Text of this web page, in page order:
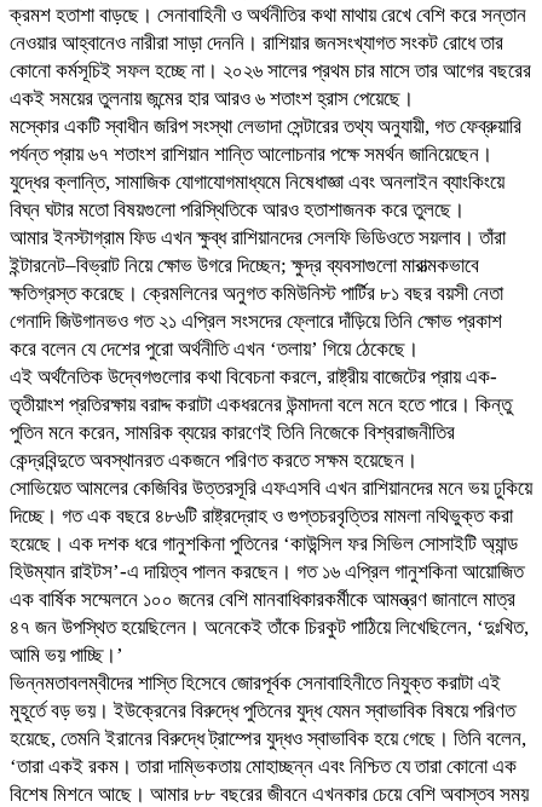
ক্রমশ হতাশা বাড়ছে। সেনাবাহিনী ও অর্থনীতির কথা মাথায় রেখে বেশি করে সন্তান
নেওয়ার আহ্বানেও নারীরা সাড়া দেননি। রাশিয়ার জনসংখ্যাগত সংকট রোধে তার
কোনো কর্মসূচিই সফল হচ্ছে না। ২০২৬ সালের প্রথম চার মাসে তার আগের বছরের
একই সময়ের তুলনায় জন্মের হার আরও ৬ শতাংশ হ্রাস পেয়েছে।
মস্কোর একটি স্বাধীন জরিপ সংস্থা লেভাদা সেন্টারের তথ্য অনুযায়ী, গত ফেব্রুয়ারি
পর্যন্ত প্রায় ৬৭ শতাংশ রাশিয়ান শান্তি আলোচনার পক্ষে সমর্থন জানিয়েছেন।
যুদ্ধের ক্লান্তি, সামাজিক যোগাযোগমাধ্যমে নিষেধাজ্ঞা এবং অনলাইন ব্যাংকিংয়ে
বিঘ্ন ঘটার মতো বিষয়গুলো পরিস্থিতিকে আরও হতাশাজনক করে তুলছে।
আমার ইনস্টাগ্রাম ফিড এখন ক্ষুব্ধ রাশিয়ানদের সেলফি ভিডিওতে সয়লাব। তাঁরা
ইন্টারনেট–বিভ্রাট নিয়ে ক্ষোভ উগরে দিচ্ছেন; ক্ষুদ্র ব্যবসাগুলো মারাত্মকভাবে
ক্ষতিগ্রস্ত করেছে। ক্রেমলিনের অনুগত কমিউনিস্ট পার্টির ৮১ বছর বয়সী নেতা
গেনাদি জিউগানভও গত ২১ এপ্রিল সংসদের ফ্লোরে দাঁড়িয়ে তিনি ক্ষোভ প্রকাশ
করে বলেন যে দেশের পুরো অর্থনীতি এখন ‘তলায়’ গিয়ে ঠেকেছে।
এই অর্থনৈতিক উদ্বেগগুলোর কথা বিবেচনা করলে, রাষ্ট্রীয় বাজেটের প্রায় এক-
তৃতীয়াংশ প্রতিরক্ষায় বরাদ্দ করাটা একধরনের উন্মাদনা বলে মনে হতে পারে। কিন্তু
পুতিন মনে করেন, সামরিক ব্যয়ের কারণেই তিনি নিজেকে বিশ্বরাজনীতির
কেন্দ্রবিন্দুতে অবস্থানরত একজনে পরিণত করতে সক্ষম হয়েছেন।
সোভিয়েত আমলের কেজিবির উত্তরসূরি এফএসবি এখন রাশিয়ানদের মনে ভয় ঢুকিয়ে
দিচ্ছে। গত এক বছরে ৪৮৬টি রাষ্ট্রদ্রোহ ও গুপ্তচরবৃত্তির মামলা নথিভুক্ত করা
হয়েছে। এক দশক ধরে গানুশকিনা পুতিনের ‘কাউন্সিল ফর সিভিল সোসাইটি অ্যান্ড
হিউম্যান রাইটস’-এ দায়িত্ব পালন করছেন। গত ১৬ এপ্রিল গানুশকিনা আয়োজিত
এক বার্ষিক সম্মেলনে ১০০ জনের বেশি মানবাধিকারকর্মীকে আমন্ত্রণ জানালে মাত্র
৪৭ জন উপস্থিত হয়েছিলেন। অনেকেই তাঁকে চিরকুট পাঠিয়ে লিখেছিলেন, ‘দুঃখিত,
আমি ভয় পাচ্ছি।’
ভিন্নমতাবলম্বীদের শাস্তি হিসেবে জোরপূর্বক সেনাবাহিনীতে নিযুক্ত করাটা এই
মুহূর্তে বড় ভয়। ইউক্রেনের বিরুদ্ধে পুতিনের যুদ্ধ যেমন স্বাভাবিক বিষয়ে পরিণত
হয়েছে, তেমনি ইরানের বিরুদ্ধে ট্রাম্পের যুদ্ধও স্বাভাবিক হয়ে গেছে। তিনি বলেন,
‘তারা একই রকম। তারা দাম্ভিকতায় মোহাচ্ছন্ন এবং নিশ্চিত যে তারা কোনো এক
বিশেষ মিশনে আছে। আমার ৮৮ বছরের জীবনে এখনকার চেয়ে বেশি অবাস্তব সময়